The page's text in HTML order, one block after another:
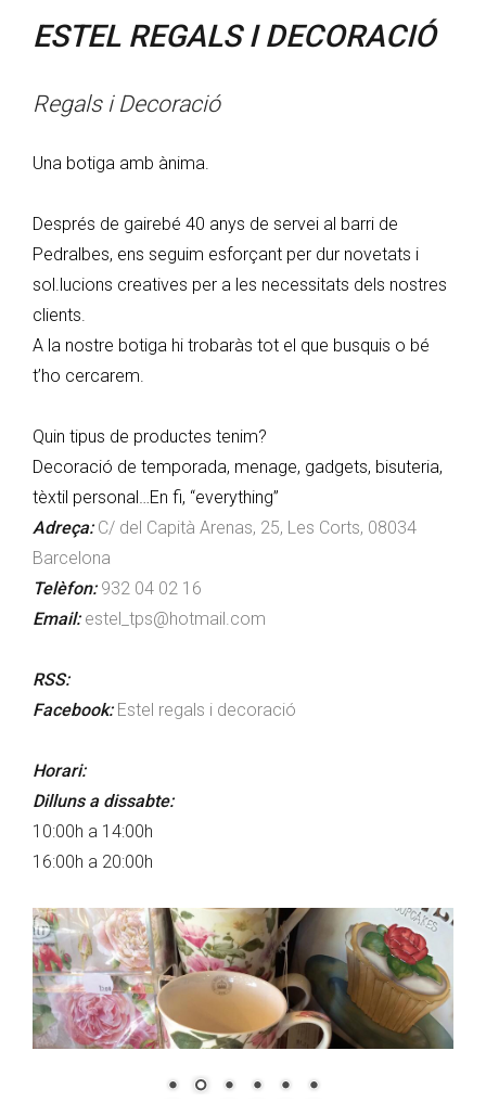
ESTEL REGALS I DECORACIÓ
Regals i Decoració
Una botiga amb ànima.
Després de gairebé 40 anys de servei al barri de
Pedralbes, ens seguim esforçant per dur novetats i
sol.lucions creatives per a les necessitats dels nostres
clients.
A la nostre botiga hi trobaràs tot el que busquis o bé
t’ho cercarem.
Quin tipus de productes tenim?
Decoració de temporada, menage, gadgets, bisuteria,
tèxtil personal…En fi, “everything”
Adreça: C/ del Capità Arenas, 25, Les Corts, 08034
Barcelona
Telèfon: 932 04 02 16
Email: estel_tps@hotmail.com
RSS:
Facebook: Estel regals i decoració
Horari:
Dilluns a dissabte:
10:00h a 14:00h
16:00h a 20:00h